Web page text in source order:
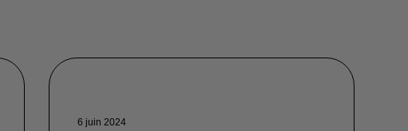
6 juin 2024